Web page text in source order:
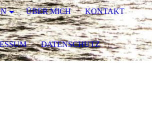
ÜBER MICH KONTAKT
DATENSCHUTZ